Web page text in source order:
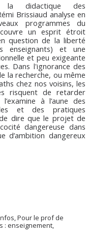
la didactique des
Brissiaud analyse en
programmes du
un esprit étroit
question de la liberté
enseignants) et une
et peu exigeante
Dans l'ignorance des
la recherche, ou même
chez nos voisins, les
risquent de retarder
à l’aune des
et des pratiques
dire que le projet de
dangereuse dans
d’ambition dangereux
,Pour le prof de
: enseignement,